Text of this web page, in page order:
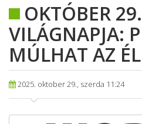
OKTÓBER
VILÁGNAPJA:
MÚLHAT AZ
2025. oktober 29., szerda 11:24